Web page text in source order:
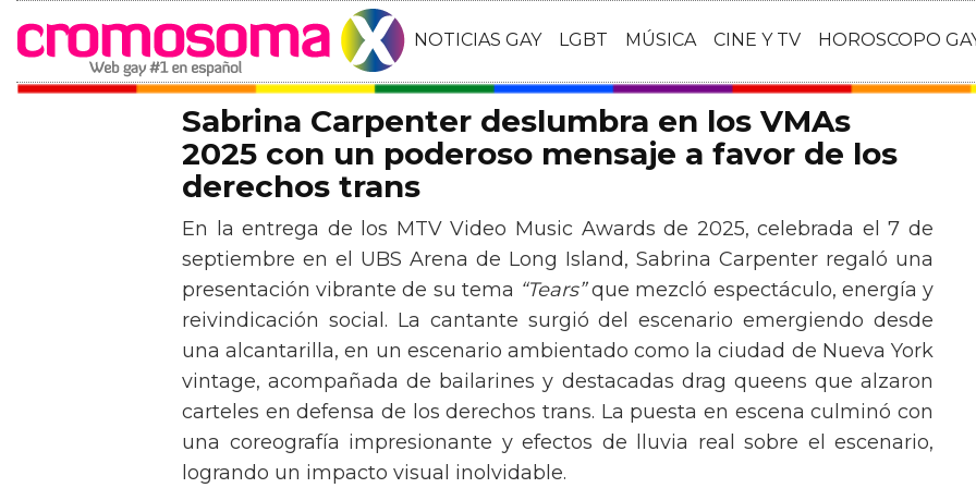
NOTICIAS GAY LGBT MÚSICA CINE Y TV HOROSCOPO
Sabrina Carpenter deslumbra en los VMAs
2025 con un poderoso mensaje a favor de los
derechos trans
En la entrega de los MTV Video Music Awards de 2025, celebrada el 7 de
septiembre en el UBS Arena de Long Island, Sabrina Carpenter regaló una
presentación vibrante de su tema “Tears”que mezcló espectáculo, energía y
reivindicación social. La cantante surgió del escenario emergiendo desde
una alcantarilla, en un escenario ambientado como la ciudad de Nueva York
vintage, acompañada de bailarines y destacadas drag queens que alzaron
carteles en defensa de los derechos trans. La puesta en escena culminó con
una coreografía impresionante y efectos de lluvia real sobre el escenario,
logrando un impacto visual inolvidable.